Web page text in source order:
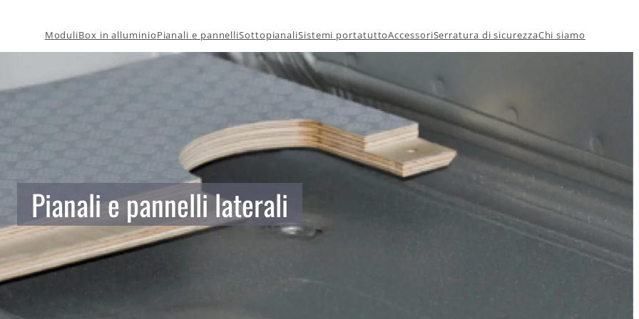
ModuliBox in alluminioPianali e pannelliSottopianaliSistemi portatuttoAccessoriSerratura di sicurezzaChi siamo
Pianali e pannelli laterali